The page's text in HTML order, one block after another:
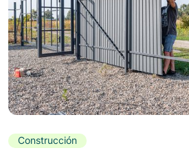
Construcción